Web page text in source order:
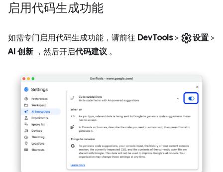
启用代码生成功能
如需专门启用代码生成功能，请前往 DevTools> settings设置 >
AI 创新 ，然后开启代码建议。